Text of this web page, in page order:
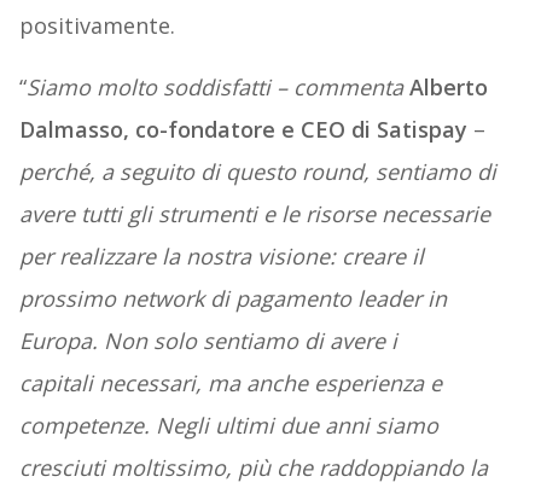
positivamente.
“Siamo molto soddisfatti – commentaAlberto
Dalmasso, co-fondatore e CEO di Satispay –
perché, a seguito di questo round, sentiamo di
avere tutti gli strumenti e le risorse necessarie
per realizzare la nostra visione: creare il
prossimo network di pagamento leader in
Europa. Non solo sentiamo di avere i
capitalinecessari, ma anche esperienza e
competenze. Negli ultimi due anni siamo
cresciuti moltissimo, più che raddoppiando la